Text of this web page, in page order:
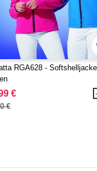
RGA628 - Softshelljacke
€
€